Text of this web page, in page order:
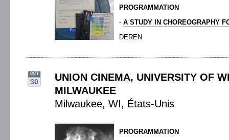
PROGRAMMATION
- A STUDY IN CHOREOGRAPHY
DEREN
OCT
30
UNION CINEMA, UNIVERSITY OF
MILWAUKEE
Milwaukee, WI, États-Unis
PROGRAMMATION